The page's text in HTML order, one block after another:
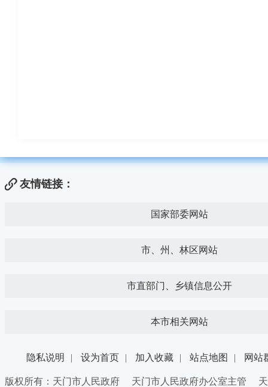
友情链接：
国家部委网站
市、州、林区网站
市直部门、乡镇信息公开
本市相关网站
隐私说明 | 设为首页 | 加入收藏 | 站点地图 | 网站
版权所有：天门市人民政府 天门市人民政府办公室主管 天